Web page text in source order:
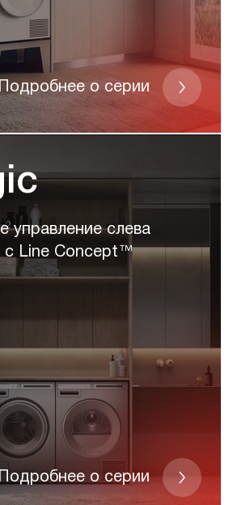
Подробнее о серии
управление слева
с Line Concept™
Подробнее о серии